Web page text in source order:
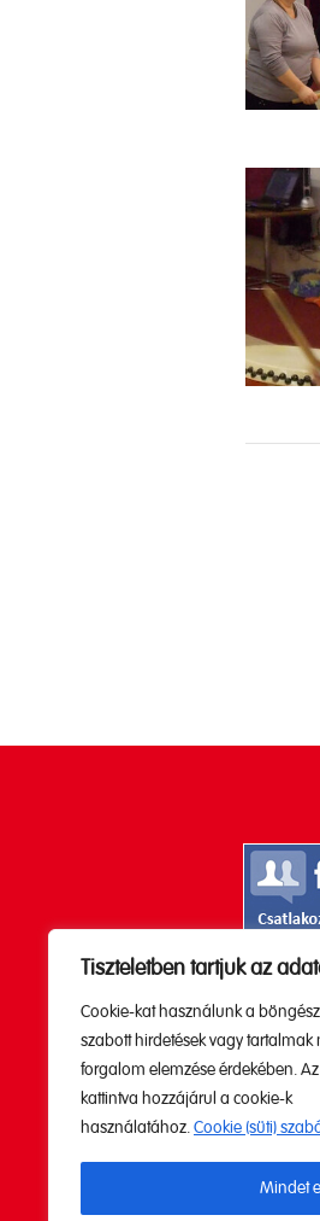
Tiszteletben tartjuk az
Cookie-kat használunk a
szabott hirdetések vagy
forgalom elemzése érdekében.
kattintva hozzájárul a cookie-k
használatához. Cookie (süti)
Mindet
